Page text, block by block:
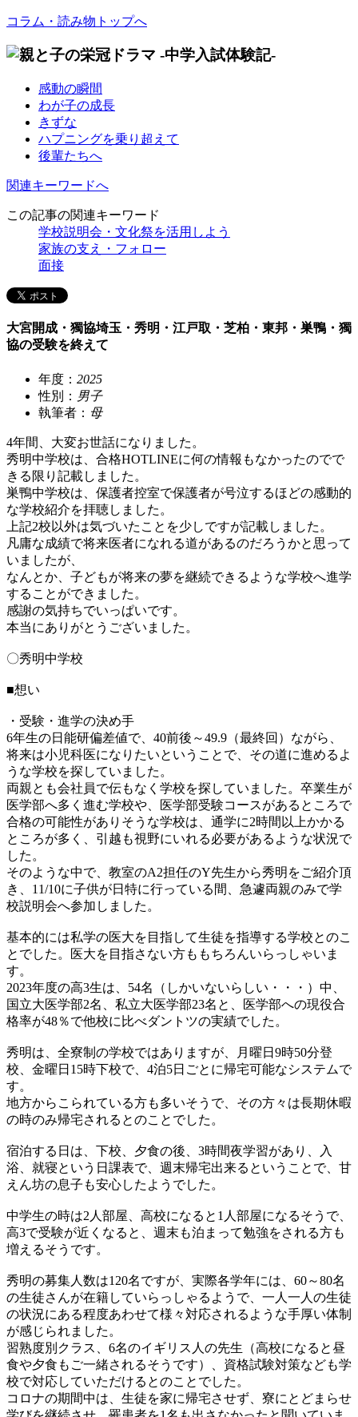
コラム・読み物トップへ
感動の瞬間
わが子の成長
きずな
ハプニングを乗り超えて
後輩たちへ
関連キーワードへ
この記事の関連キーワード
学校説明会・文化祭を活用しよう
家族の支え・フォロー
面接
大宮開成・獨協埼玉・秀明・江戸取・芝柏・東邦・巣鴨・獨
協の受験を終えて
年度： 2025
性別： 男子
執筆者： 母
4年間、大変お世話になりました。
秀明中学校は、合格HOTLINEに何の情報もなかったのでで
きる限り記載しました。
巣鴨中学校は、保護者控室で保護者が号泣するほどの感動的
な学校紹介を拝聴しました。
上記2校以外は気づいたことを少しですが記載しました。
凡庸な成績で将来医者になれる道があるのだろうかと思って
いましたが、
なんとか、子どもが将来の夢を継続できるような学校へ進学
することができました。
感謝の気持ちでいっぱいです。
本当にありがとうございました。
〇秀明中学校
■想い
・受験・進学の決め手
6年生の日能研偏差値で、40前後～49.9（最終回）ながら、
将来は小児科医になりたいということで、その道に進めるよ
うな学校を探していました。
両親とも会社員で伝もなく学校を探していました。卒業生が
医学部へ多く進む学校や、医学部受験コースがあるところで
合格の可能性がありそうな学校は、通学に2時間以上かかる
ところが多く、引越も視野にいれる必要があるような状況で
した。
そのような中で、教室のA2担任のY先生から秀明をご紹介頂
き、11/10に子供が日特に行っている間、急遽両親のみで学
校説明会へ参加しました。
基本的には私学の医大を目指して生徒を指導する学校とのこ
とでした。医大を目指さない方ももちろんいらっしゃいま
す。
2023年度の高3生は、54名（しかいないらしい・・・）中、
国立大医学部2名、私立大医学部23名と、医学部への現役合
格率が48％で他校に比べダントツの実績でした。
秀明は、全寮制の学校ではありますが、月曜日9時50分登
校、金曜日15時下校で、4泊5日ごとに帰宅可能なシステムで
す。
地方からこられている方も多いそうで、その方々は長期休暇
の時のみ帰宅されるとのことでした。
宿泊する日は、下校、夕食の後、3時間夜学習があり、入
浴、就寝という日課表で、週末帰宅出来るということで、甘
えん坊の息子も安心したようでした。
中学生の時は2人部屋、高校になると1人部屋になるそうで、
高3で受験が近くなると、週末も泊まって勉強をされる方も
増えるそうです。
秀明の募集人数は120名ですが、実際各学年には、60～80名
の生徒さんが在籍していらっしゃるようで、一人一人の生徒
の状況にある程度あわせて様々対応されるような手厚い体制
が感じられました。
習熟度別クラス、6名のイギリス人の先生（高校になると昼
食や夕食もご一緒されるそうです）、資格試験対策なども学
校で対応していただけるとのことでした。
コロナの期間中は、生徒を家に帰宅させず、寮にとどまらせ